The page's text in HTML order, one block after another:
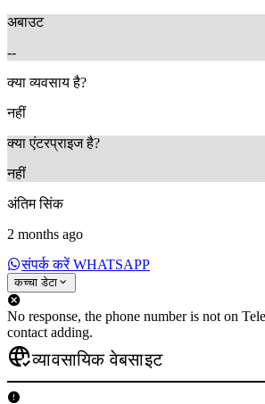
अबाउट
--
क्या व्यवसाय है?
नहीं
क्या एंटरप्राइज है?
नहीं
अंतिम सिंक
2 months ago
संपर्क करें WHATSAPP
कच्चा डेटा
No response, the phone number is not on
contact adding.
व्यावसायिक वेबसाइट